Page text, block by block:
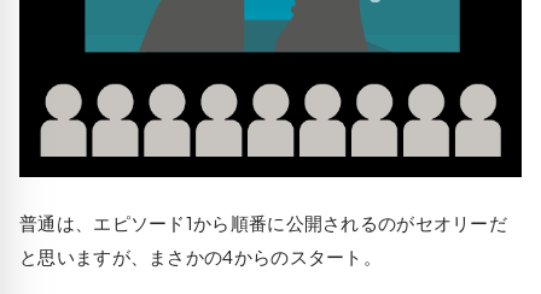
普通は、エピソード1から順番に公開されるのがセオリーだ
と思いますが、まさかの4からのスタート。